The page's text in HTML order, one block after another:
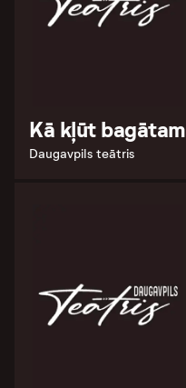
Kā kļūt bagātam
Daugavpils teātris